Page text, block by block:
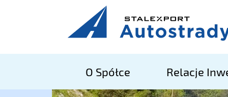
O Spółce Relacje